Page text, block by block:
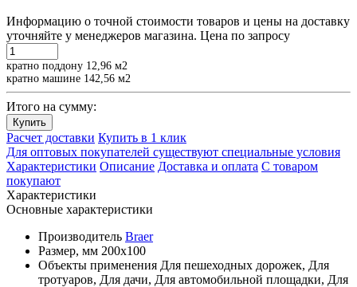
Информацию о точной стоимости товаров и цены на доставку
уточняйте у менеджеров магазина. Цена по запросу
кратно поддону 12,96 м2
кратно машине 142,56 м2
Итого на сумму:
Купить
Расчет доставки Купить в 1 клик
Для оптовых покупателей существуют специальные условия
Характеристики Описание Доставка и оплата С товаром
покупают
Характеристики
Основные характеристики
Производитель Braer
Размер, мм 200х100
Объекты применения Для пешеходных дорожек, Для
тротуаров, Для дачи, Для автомобильной площадки, Для